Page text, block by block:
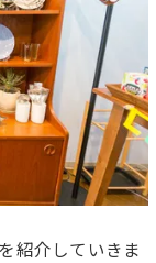
紹介していきま